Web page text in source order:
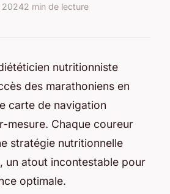
20242 min de lecture
nutritionniste
des marathoniens en
carte de navigation
mesure. Chaque coureur
stratégie nutritionnelle
un atout incontestable pour
optimale.